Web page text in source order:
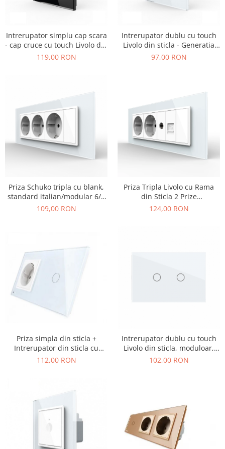
Intrerupator simplu cap scara
- cap cruce cu touch Livolo din
sticla - Generatia Noua
119,00 RON
Intrerupator dublu cu touch
Livolo din sticla - Generatia
Noua
97,00 RON
Priza Schuko tripla cu blank,
standard italian/modular 6/7
module
109,00 RON
Priza Tripla Livolo cu Rama
din Sticla 2 Prize
Schuko+TV/internet, standard
124,00 RON
Priza simpla din sticla +
Intrerupator din sticla cu
touch simplu Livolo
112,00 RON
Intrerupator dublu cu touch
Livolo din sticla, moduloar,
standard Italian
102,00 RON